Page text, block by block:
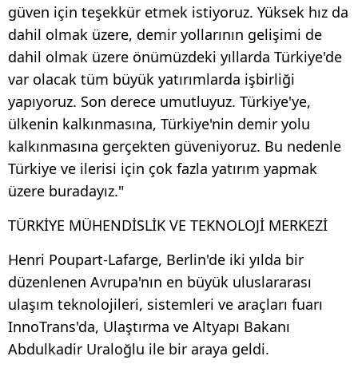
güven için teşekkür etmek istiyoruz. Yüksek hız da
dahil olmak üzere, demir yollarının gelişimi de
dahil olmak üzere önümüzdeki yıllarda Türkiye'de
var olacak tüm büyük yatırımlarda işbirliği
yapıyoruz. Son derece umutluyuz. Türkiye'ye,
ülkenin kalkınmasına, Türkiye'nin demir yolu
kalkınmasına gerçekten güveniyoruz. Bu nedenle
Türkiye ve ilerisi için çok fazla yatırım yapmak
üzere buradayız."
TÜRKİYE MÜHENDİSLİK VE TEKNOLOJİ MERKEZİ
Henri Poupart-Lafarge, Berlin'de iki yılda bir
düzenlenen Avrupa'nın en büyük uluslararası
ulaşım teknolojileri, sistemleri ve araçları fuarı
InnoTrans'da, Ulaştırma ve Altyapı Bakanı
Abdulkadir Uraloğlu ile bir araya geldi.